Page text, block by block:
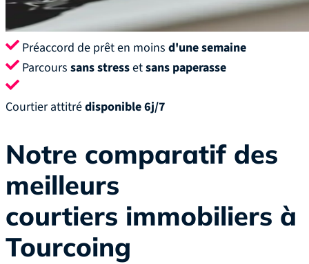
Préaccord de prêt en moins d'une semaine
Parcours sans stressetsans paperasse
Courtier attitrédisponible 6j/7
Notre comparatif des
meilleurs
courtiers immobiliers à
Tourcoing